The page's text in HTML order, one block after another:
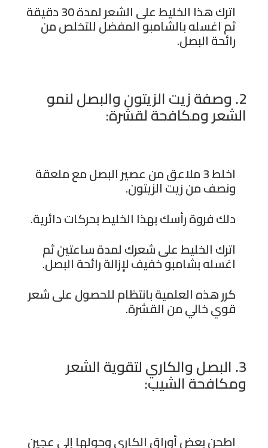
اترك هذا الخليط على الشعر لمدة 30 دقيقة
ثم اغسله بالشامبو المفضل للتخلص من
رائحة البصل.
2. وصفة زيت الزيتون والبصل لنمو
الشعر ومكافحة لقشرة:
اخلط 3 ملاعق من عصير البصل مع ملعقة
ونصف من زيت الزيتون.
دلك فروة رأسك بهذا الخليط بحركات دائرية.
اترك الخليط على شعرك لمدة ساعتين ثم
اغسله بشامبو خفيف لإزالة رائحة البصل.
كرر هذه العلمية بانتظام للحصول على شعر
قوي خالي من القشرة.
3. البصل والكاري لتقوية الشعر
ومكافحة الشيب:
اطحن بعض أوراق الكاري وحولها إلى عجين